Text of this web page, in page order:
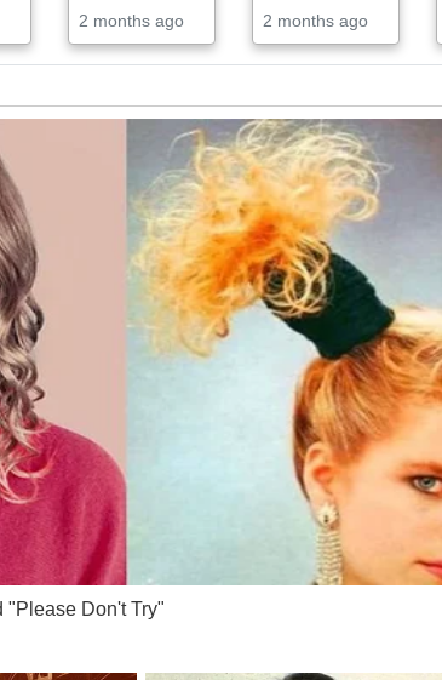
2 months ago 2 months ago